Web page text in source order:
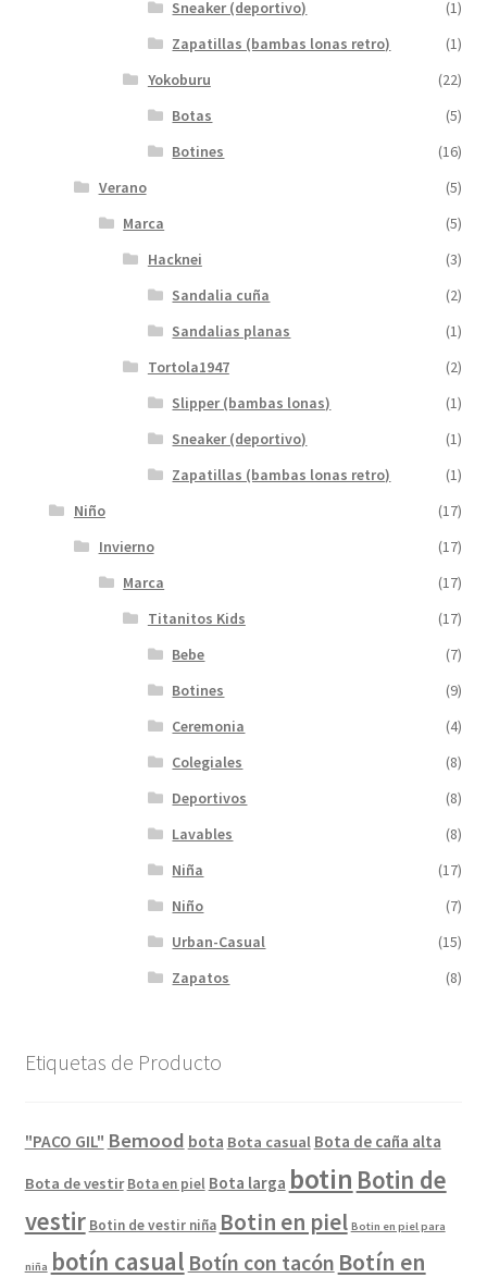
Sneaker (deportivo)
(1)
Zapatillas (bambas lonas retro)
(1)
Yokoburu
(22)
Botas
(5)
Botines
(16)
Verano
(5)
Marca
(5)
Hacknei
(3)
Sandalia cuña
(2)
Sandalias planas
(1)
Tortola1947
(2)
Slipper (bambas lonas)
(1)
Sneaker (deportivo)
(1)
Zapatillas (bambas lonas retro)
(1)
Niño
(17)
Invierno
(17)
Marca
(17)
Titanitos Kids
(17)
Bebe
(7)
Botines
(9)
Ceremonia
(4)
Colegiales
(8)
Deportivos
(8)
Lavables
(8)
Niña
(17)
Niño
(7)
Urban-Casual
(15)
Zapatos
(8)
Etiquetas de Producto
"PACO GIL" Bemood bota Bota casual Bota de caña alta
Bota de vestir Bota en piel Bota larga botin Botin de
vestir Botin de vestir niña Botin en piel Botin en piel para
niña botín casual Botín con tacón Botín en